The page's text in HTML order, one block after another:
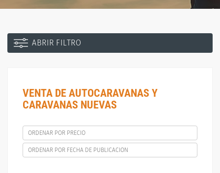
ABRIR FILTRO
VENTA DE AUTOCARAVANAS Y
CARAVANAS NUEVAS
ORDENAR POR PRECIO
ORDENAR POR FECHA DE PUBLICACION